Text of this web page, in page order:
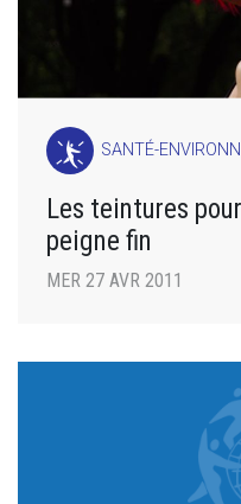
SANTÉ-
Les teintures
peigne fin
MER 27 AVR 2011